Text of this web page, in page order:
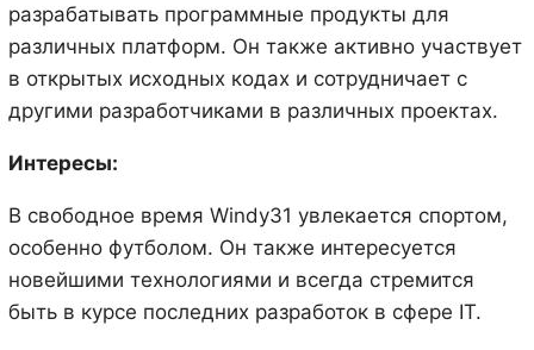
разрабатывать программные продукты для
различных платформ. Он также активно участвует
в открытых исходных кодах и сотрудничает с
другими разработчиками в различных проектах.
Интересы:
В свободное время Windy31 увлекается спортом,
особенно футболом. Он также интересуется
новейшими технологиями и всегда стремится
быть в курсе последних разработок в сфере IT.